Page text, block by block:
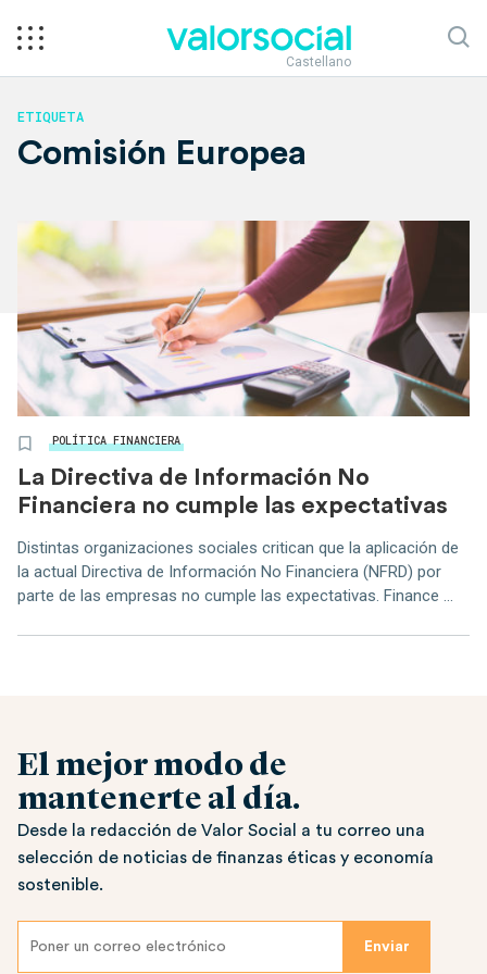
Castellano
ETIQUETA
Comisión Europea
POLÍTICA FINANCIERA
La Directiva de Información No
Financiera no cumple las expectativas
Distintas organizaciones sociales critican que la aplicación de
la actual Directiva de Información No Financiera (NFRD) por
parte de las empresas no cumple las expectativas. Finance ...
El mejor modo de
mantenerte al día.
Desde la redacción de Valor Social a tu correo una
selección de noticias de finanzas éticas y economía
sostenible.